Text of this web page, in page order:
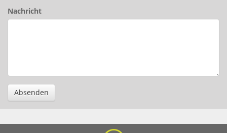
Nachricht
Absenden